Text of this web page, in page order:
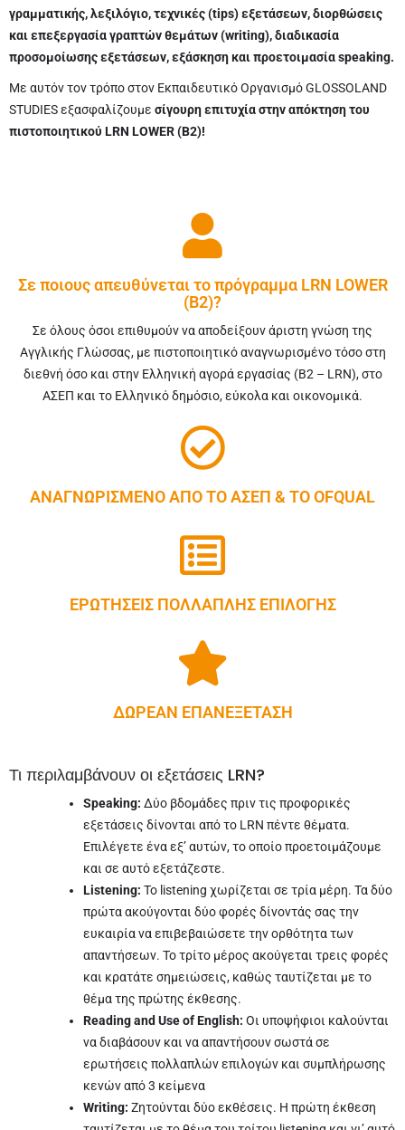
γραμματικής, λεξιλόγιο, τεχνικές (tips) εξετάσεων, διορθώσεις
και επεξεργασία γραπτών θεμάτων (writing), διαδικασία
προσομοίωσης εξετάσεων, εξάσκηση και προετοιμασία speaking.
Με αυτόν τον τρόπο στον Εκπαιδευτικό Οργανισμό GLOSSOLAND
STUDIES εξασφαλίζουμε σίγουρη επιτυχία στην απόκτηση του
πιστοποιητικού LRN LOWER (B2)!
Σε ποιους απευθύνεται το πρόγραμμα LRN LOWER
(B2)?
Σε όλους όσοι επιθυμούν να αποδείξουν άριστη γνώση της
Αγγλικής Γλώσσας, με πιστοποιητικό αναγνωρισμένο τόσο στη
διεθνή όσο και στην Ελληνική αγορά εργασίας (B2 – LRN), στο
ΑΣΕΠ και το Ελληνικό δημόσιο, εύκολα και οικονομικά.
ΑΝΑΓΝΩΡΙΣΜΕΝΟ ΑΠΟ ΤΟ ΑΣΕΠ & ΤΟ OFQUAL
ΕΡΩΤΗΣΕΙΣ ΠΟΛΛΑΠΛΗΣ ΕΠΙΛΟΓΗΣ
ΔΩΡΕΑΝ ΕΠΑΝΕΞΕΤΑΣΗ
Τι περιλαμβάνουν οι εξετάσεις LRN?
Speaking: Δύο βδομάδες πριν τις προφορικές
εξετάσεις δίνονται από το LRN πέντε θέματα.
Επιλέγετε ένα εξ’ αυτών, το οποίο προετοιμάζουμε
και σε αυτό εξετάζεστε.
Listening: Το listening χωρίζεται σε τρία μέρη. Τα δύο
πρώτα ακούγονται δύο φορές δίνοντάς σας την
ευκαιρία να επιβεβαιώσετε την ορθότητα των
απαντήσεων. Το τρίτο μέρος ακούγεται τρεις φορές
και κρατάτε σημειώσεις, καθώς ταυτίζεται με το
θέμα της πρώτης έκθεσης.
Reading and Use of English: Οι υποψήφιοι καλούνται
να διαβάσουν και να απαντήσουν σωστά σε
ερωτήσεις πολλαπλών επιλογών και συμπλήρωσης
κενών από 3 κείμενα
Writing: Ζητούνται δύο εκθέσεις. Η πρώτη έκθεση